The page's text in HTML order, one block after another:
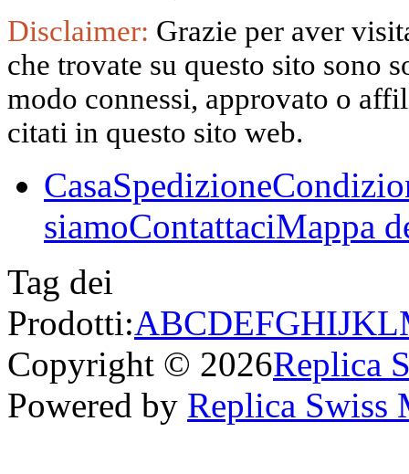
Disclaimer: Grazie per aver
che trovate su questo sito sono
modo connessi, approvato o
citati in questo sito web.
CasaSpedizione
siamoContattaciMappa
Tag dei
Prodotti:ABCDEFGHIJKL
Copyright © 2026Replica
Powered by Replica Swiss